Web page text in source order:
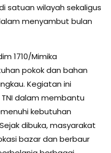
satuan wilayah sekaligus
menyambut bulan
1710/Mimika
pokok dan bahan
Kegiatan ini
dalam membantu
kebutuhan
dibuka, masyarakat
bazar dan berbaur